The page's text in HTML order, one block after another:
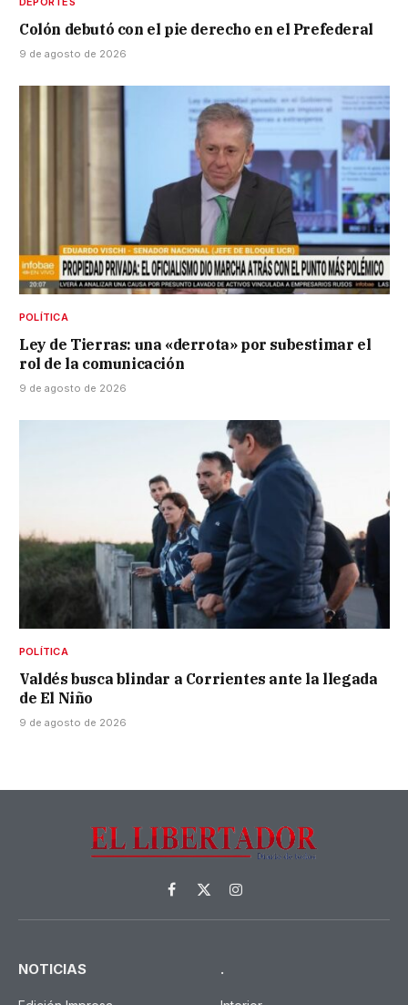
Colón debutó con el pie derecho en el Prefederal
9 de agosto de 2026
POLÍTICA
Ley de Tierras: una «derrota» por subestimar el
rol de la comunicación
9 de agosto de 2026
POLÍTICA
Valdés busca blindar a Corrientes ante la llegada
de El Niño
9 de agosto de 2026
Facebook
X
(Twitter)
Instagram
NOTICIAS .